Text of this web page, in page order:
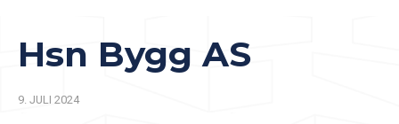
Hsn Bygg AS
9. JULI 2024